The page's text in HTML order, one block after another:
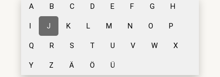
A B C D E F G H
I J K L M N O P
Q R S T U V W X
Y Z Ä Ö Ü